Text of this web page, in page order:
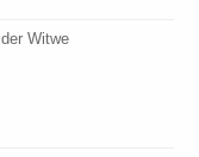
Witwe